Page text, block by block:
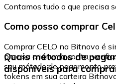
Contamos tudo o que precisa
Como posso comprar
Comprar CELO na Bitnovo é
precisa criar uma conta,
seu método de pagamento
tokens em sua carteira
Quais métodos de
disponíveis para